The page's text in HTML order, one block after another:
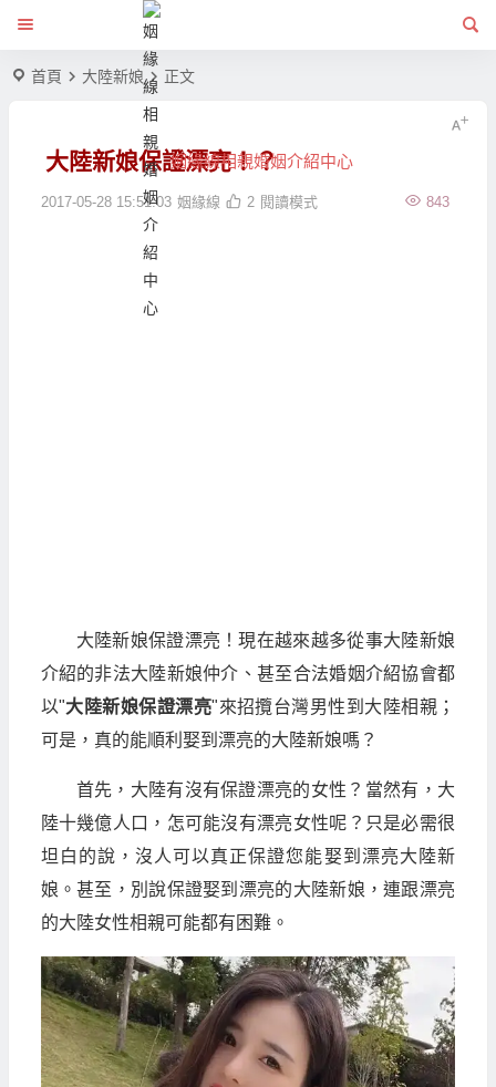
姻緣線相親婚姻介紹中心
首頁 大陸新娘 正文
大陸新娘保證漂亮！？
2017-05-28 15:51:03 姻緣線 843
2 閱讀模式
大陸新娘保證漂亮！現在越來越多從事大陸新娘
介紹的非法大陸新娘仲介、甚至合法婚姻介紹協會都
以"大陸新娘保證漂亮"來招攬台灣男性到大陸相親；
可是，真的能順利娶到漂亮的大陸新娘嗎？
首先，大陸有沒有保證漂亮的女性？當然有，大
陸十幾億人口，怎可能沒有漂亮女性呢？只是必需很
坦白的說，沒人可以真正保證您能娶到漂亮大陸新
娘。甚至，別說保證娶到漂亮的大陸新娘，連跟漂亮
的大陸女性相親可能都有困難。